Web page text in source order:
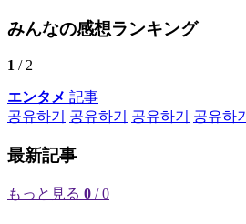
みんなの感想ランキング
1 / 2
エンタメ 記事
공유하기
공유하기 공유하기 공유하기
最新記事
もっと見る 0 / 0